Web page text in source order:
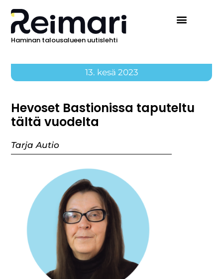
Haminan talousalueen uutislehti
13. kesä 2023
Hevoset Bastionissa taputeltu
tältä vuodelta
Tarja Autio